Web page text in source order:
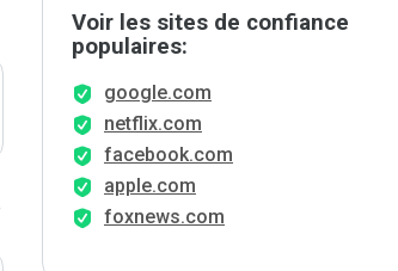
Voir les sites de confiance
populaires:
google.com
netflix.com
facebook.com
apple.com
foxnews.com